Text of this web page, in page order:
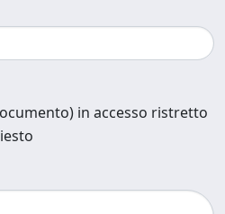
in accesso ristretto